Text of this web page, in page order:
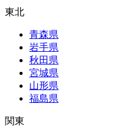
東北
青森県
岩手県
秋田県
宮城県
山形県
福島県
関東